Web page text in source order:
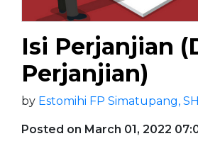
Isi Perjanjian
Perjanjian)
by Estomihi FP Simatupang,
Posted on March 01, 2022